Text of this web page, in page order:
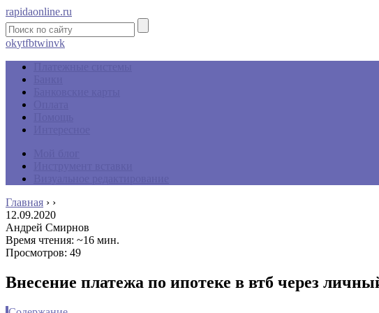
rapidaonline.ru
okytfbtwinvk
Главная › ›
12.09.2020
Андрей Смирнов
Время чтения: ~16 мин.
Просмотров: 49
Внесение платежа по ипотеке в втб через